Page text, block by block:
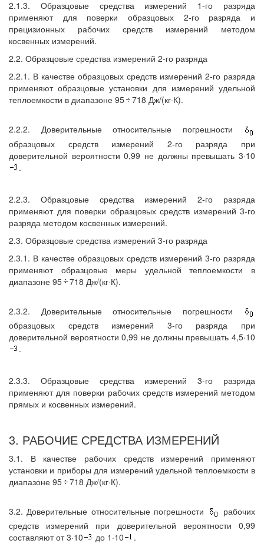
2.1.3. Образцовые средства измерений 1-го разряда
применяют для поверки образцовых 2-го разряда и
прецизионных рабочих средств измерений методом
косвенных измерений.
2.2. Образцовые средства измерений 2-го разряда
2.2.1. В качестве образцовых средств измерений 2-го разряда
применяют образцовые установки для измерений удельной
теплоемкости в диапазоне 95
718 Дж/(кг·К).
2.2.2. Доверительные относительные погрешности
образцовых средств измерений 2-го разряда при
доверительной вероятности 0,99 не должны превышать 3·10
.
2.2.3. Образцовые средства измерений 2-го разряда
применяют для поверки образцовых средств измерений 3-го
разряда методом косвенных измерений.
2.3. Образцовые средства измерений 3-го разряда
2.3.1. В качестве образцовых средств измерений 3-го разряда
применяют образцовые меры удельной теплоемкости в
диапазоне 95
718 Дж/(кг·К).
2.3.2. Доверительные относительные погрешности
образцовых средств измерений 3-го разряда при
доверительной вероятности 0,99 не должны превышать 4,5·10
.
2.3.3. Образцовые средства измерений 3-го разряда
применяют для поверки рабочих средств измерений методом
прямых и косвенных измерений.
3. РАБОЧИЕ СРЕДСТВА ИЗМЕРЕНИЙ
3.1. В качестве рабочих средств измерений применяют
установки и приборы для измерений удельной теплоемкости в
диапазоне 95
718 Дж/(кг·К).
3.2. Доверительные относительные погрешности
рабочих
средств измерений при доверительной вероятности 0,99
составляют от 3·10
до 1·10 .